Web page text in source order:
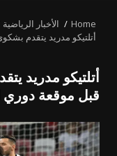
Home
الأخبار الرياضية
أتلتيكو مدريد يتقدم
أتلتيكو مدريد
قبل موقعة دوري